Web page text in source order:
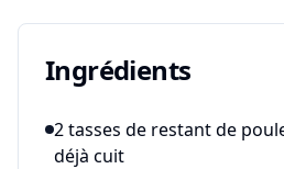
Ingrédients
2 tasses de restant de
déjà cuit